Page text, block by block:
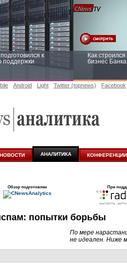
к
поддержки
Как
бизнес
Android Light Twitter (topnews) Facebook
НОВОСТИ АНАЛИТИКА КОНФЕРЕНЦИИ
Обзор подготовлен При
попытки борьбы
По мере
не идеален. Ниже